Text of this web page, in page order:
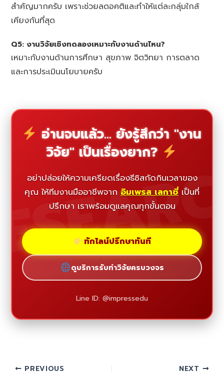
สำคัญมากครับ เพราะช่วยลดอคติและทำให้แต่ละกลุ่มใกล้
เคียงกันที่สุด
Q5: งานวิจัยเชิงทดลองเหมาะกับงานด้านไหน?
เหมาะกับงานด้านการศึกษา สุขภาพ จิตวิทยา การตลาด
และการประเมินนโยบายครับ
อ่านจบแล้ว... ยังรู้สึกว่า "งาน
วิจัย" เป็นเรื่องยาก?
อย่าปล่อยให้ความเครียดเรื่องธีซิสกัดกินเวลาของ
คุณ ให้ทีมงานมืออาชีพจาก อิมเพรส เลกาซี่ เป็นที่
ปรึกษา เราพร้อมดูแลคุณทุกขั้นตอน
ทักไลน์ปรึกษาทันที
ดูบริการรับทำวิจัยครบวงจร
Line ID: @impressedu
PREVIOUS NEXT